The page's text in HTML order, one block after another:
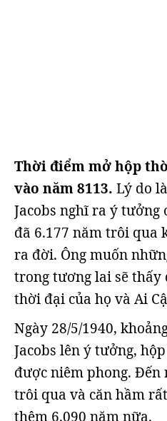
Thời điểm mở hộp
vào năm 8113. Lý do
Jacobs nghĩ ra ý tưởng
đã 6.177 năm trôi qua
ra đời. Ông muốn
trong tương lai sẽ
thời đại của họ và Ai
Ngày 28/5/1940,
Jacobs lên ý tưởng,
được niêm phong. Đến
trôi qua và căn hầm
thêm 6.090 năm nữa.